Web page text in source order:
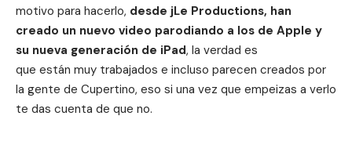
motivo para hacerlo, desde jLe Productions, han
creado un nuevo video parodiando a los de Apple y
su nueva generación de iPad, la verdad es
que están muy trabajados e incluso parecen creados por
la gente de Cupertino, eso si una vez que empeizas a verlo
te das cuenta de que no.